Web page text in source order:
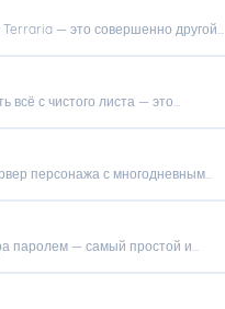
— это совершенно другой...
с чистого листа — это...
персонажа с многодневным...
паролем — самый простой и...